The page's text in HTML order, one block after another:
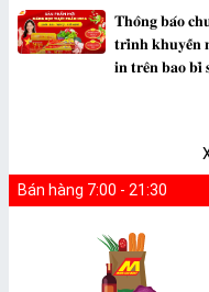
𝐓𝐡𝐨̂𝐧𝐠 𝐛𝐚́𝐨
𝐭𝐫𝐢̀𝐧𝐡 𝐤𝐡𝐮𝐲𝐞̂́𝐧
𝐢𝐧 𝐭𝐫𝐞̂𝐧 𝐛𝐚𝐨 𝐛𝐢̀
Bán hàng 7:00 - 21:30